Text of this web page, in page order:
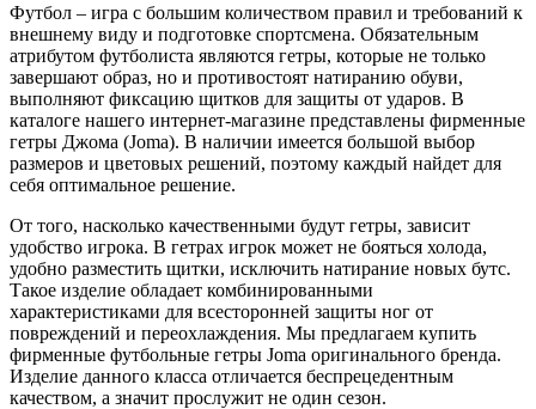
Футбол – игра с большим количеством правил и требований к
внешнему виду и подготовке спортсмена. Обязательным
атрибутом футболиста являются гетры, которые не только
завершают образ, но и противостоят натиранию обуви,
выполняют фиксацию щитков для защиты от ударов. В
каталоге нашего интернет-магазине представлены фирменные
гетры Джома (Joma). В наличии имеется большой выбор
размеров и цветовых решений, поэтому каждый найдет для
себя оптимальное решение.
От того, насколько качественными будут гетры, зависит
удобство игрока. В гетрах игрок может не бояться холода,
удобно разместить щитки, исключить натирание новых бутс.
Такое изделие обладает комбинированными
характеристиками для всесторонней защиты ног от
повреждений и переохлаждения. Мы предлагаем купить
фирменные футбольные гетры Joma оригинального бренда.
Изделие данного класса отличается беспрецедентным
качеством, а значит прослужит не один сезон.